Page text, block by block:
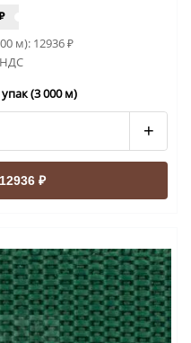
м): 12936₽
(3 000 м)
+
12936 ₽